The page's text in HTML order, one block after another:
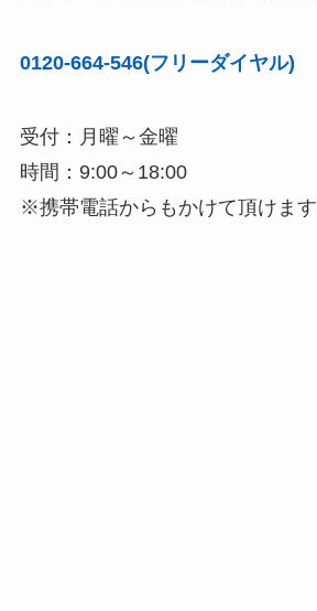
0120-664-546(フリーダイヤル)
受付：月曜～金曜
時間：9:00～18:00
※携帯電話からもかけて頂けます